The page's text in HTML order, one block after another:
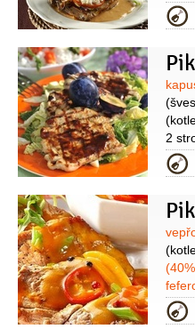
2
1/2
2
1 kus
2